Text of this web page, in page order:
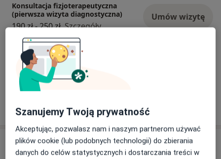
Konsultacja fizjoterapeutyczna
(pierwsza wizyta diagnostyczna)
190 zł - 250 zł Szczegóły
Umów wizytę
Masaż leczniczy
Od 220 zł Szczegóły
W jaki sposób ustalane są ceny?
Adres
Szanujemy Twoją prywatność
Akceptując, pozwalasz nam i naszym partnerom używać
plików cookie (lub podobnych technologii) do zbierania
danych do celów statystycznych i dostarczania treści w